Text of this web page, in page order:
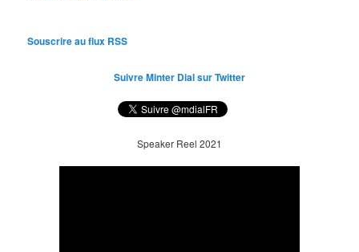
Souscrire au flux RSS
Suivre Minter Dial sur Twitter
Speaker Reel 2021